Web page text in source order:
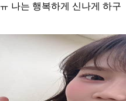
나는 행복하게 신나게 하구